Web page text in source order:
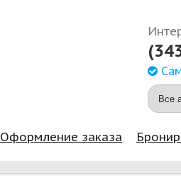
Оформление заказа